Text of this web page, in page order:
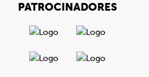
PATROCINADORES